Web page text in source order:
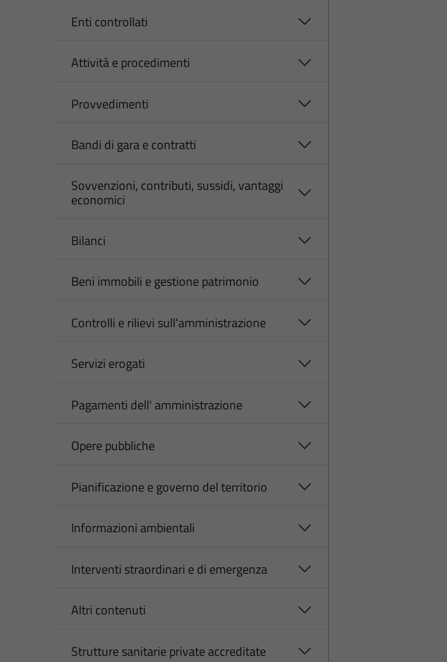
Enti controllati
Attività e procedimenti
Provvedimenti
Bandi di gara e contratti
Sovvenzioni, contributi, sussidi, vantaggi
economici
Bilanci
Beni immobili e gestione patrimonio
Controlli e rilievi sull'amministrazione
Servizi erogati
Pagamenti dell' amministrazione
Opere pubbliche
Pianificazione e governo del territorio
Informazioni ambientali
Interventi straordinari e di emergenza
Altri contenuti
Strutture sanitarie private accreditate